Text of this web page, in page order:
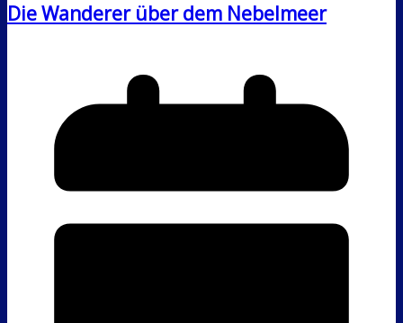
Die Wanderer über dem Nebelmeer